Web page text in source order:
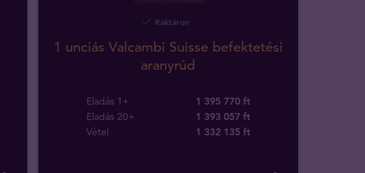
Raktáron
1 unciás Valcambi Suisse befektetési
aranyrúd
Eladás 1+
1 395 770 ft
Eladás 20+
1 393 057 ft
Vétel
1 332 135 ft